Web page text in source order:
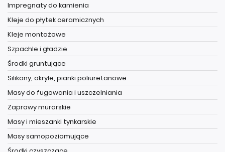
Impregnaty do kamienia
Kleje do płytek ceramicznych
Kleje montażowe
Szpachle i gładzie
Środki gruntujące
Silikony, akryle, pianki poliuretanowe
Masy do fugowania i uszczelniania
Zaprawy murarskie
Masy i mieszanki tynkarskie
Masy samopoziomujące